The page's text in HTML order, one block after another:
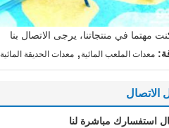
مهتما في منتجاتنا، يرجى الاتصال بنا
معدات الملعب المائية معدات الحديقة المائية
الاتصال
استفسارك مباشرة لنا